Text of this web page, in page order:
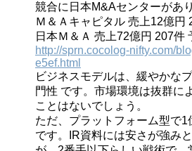
競合に日本M&Aセンターがあ
Ｍ＆Ａキャピタル 売上12億円
日本Ｍ＆Ａ 売上72億円 207件
http://sprn.cocolog-nifty.com/
e5ef.html
ビジネスモデルは、緩やかな
門性 です。市場環境は抜群に
ことはないでしょう。
ただ、プラットフォーム型で
です。IR資料には安さが強み